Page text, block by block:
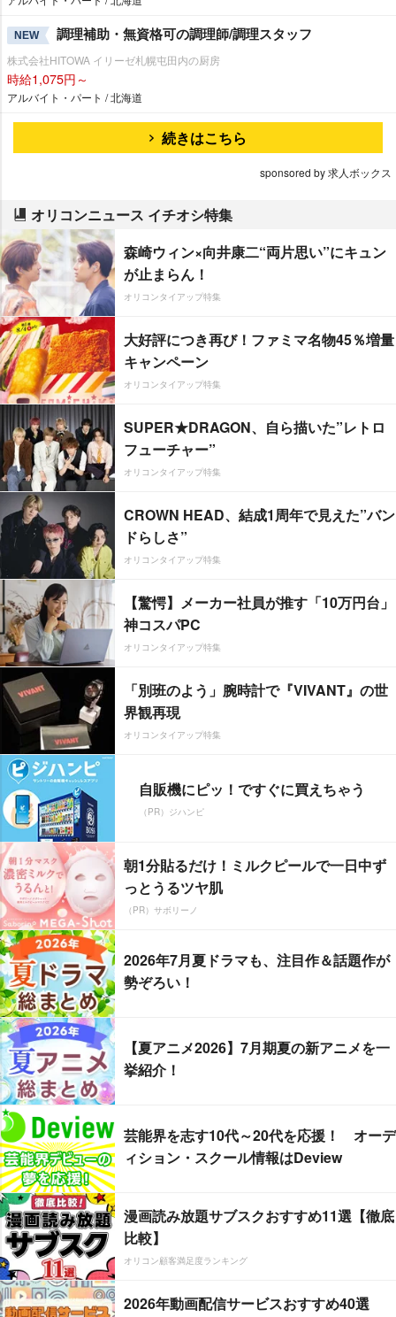
NEW 調理補助・無資格可の調理師/調理スタッフ
株式会社HITOWA イリーゼ札幌屯田内の厨房
時給1,075円～
アルバイト・パート / 北海道
続きはこちら
sponsored by 求人ボックス
オリコンニュース イチオシ特集
森崎ウィン×向井康二“両片思い”にキュン
が止まらん！
オリコンタイアップ特集
大好評につき再び！ファミマ名物45％増量
キャンペーン
オリコンタイアップ特集
SUPER★DRAGON、自ら描いた”レトロ
フューチャー”
オリコンタイアップ特集
CROWN HEAD、結成1周年で見えた”バン
ドらしさ”
オリコンタイアップ特集
【驚愕】メーカー社員が推す「10万円台」
神コスパPC
オリコンタイアップ特集
「別班のよう」腕時計で『VIVANT』の世
界観再現
オリコンタイアップ特集
自販機にピッ！ですぐに買えちゃう
（PR）ジハンピ
朝1分貼るだけ！ミルクピールで一日中ず
っとうるツヤ肌
（PR）サボリーノ
2026年7月夏ドラマも、注目作＆話題作が
勢ぞろい！
【夏アニメ2026】7月期夏の新アニメを一
挙紹介！
芸能界を志す10代～20代を応援！ オーデ
ィション・スクール情報はDeview
漫画読み放題サブスクおすすめ11選【徹底
比較】
オリコン顧客満足度ランキング
2026年動画配信サービスおすすめ40選